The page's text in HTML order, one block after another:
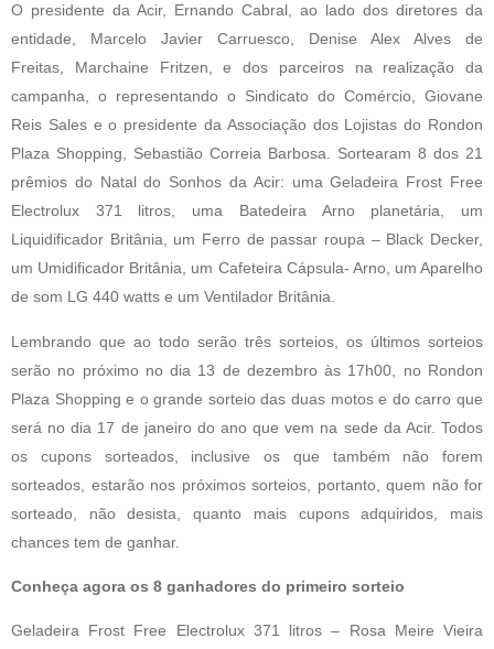
O presidente da Acir, Ernando Cabral, ao lado dos diretores da
entidade, Marcelo Javier Carruesco, Denise Alex Alves de
Freitas, Marchaine Fritzen, e dos parceiros na realização da
campanha, o representando o Sindicato do Comércio, Giovane
Reis Sales e o presidente da Associação dos Lojistas do Rondon
Plaza Shopping, Sebastião Correia Barbosa. Sortearam 8 dos 21
prêmios do Natal do Sonhos da Acir: uma Geladeira Frost Free
Electrolux 371 litros, uma Batedeira Arno planetária, um
Liquidificador Britânia, um Ferro de passar roupa – Black Decker,
um Umidificador Britânia, um Cafeteira Cápsula- Arno, um Aparelho
de som LG 440 watts e um Ventilador Britânia.
Lembrando que ao todo serão três sorteios, os últimos sorteios
serão no próximo no dia 13 de dezembro às 17h00, no Rondon
Plaza Shopping e o grande sorteio das duas motos e do carro que
será no dia 17 de janeiro do ano que vem na sede da Acir. Todos
os cupons sorteados, inclusive os que também não forem
sorteados, estarão nos próximos sorteios, portanto, quem não for
sorteado, não desista, quanto mais cupons adquiridos, mais
chances tem de ganhar.
Conheça agora os 8 ganhadores do primeiro sorteio
Geladeira Frost Free Electrolux 371 litros – Rosa Meire Vieira